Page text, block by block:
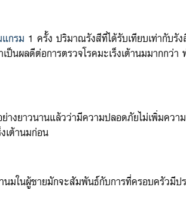
กรม 1 ครั้ง ปริมาณรังสีที่ได้รับเทียบเท่ากับ
นผลดีต่อการตรวจโรคมะเร็งเต้านมมากกว่
งยาวนานแล้วว่ามีความปลอดภัยไม่เพิ่มควา
เต้านมก่อน
มในผู้ชายมักจะสัมพันธ์กับการที่ครอบครัวมีป